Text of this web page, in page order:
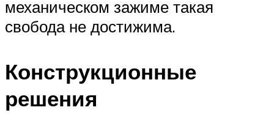
механическом зажиме такая
свобода не достижима.
Конструкционные
решения